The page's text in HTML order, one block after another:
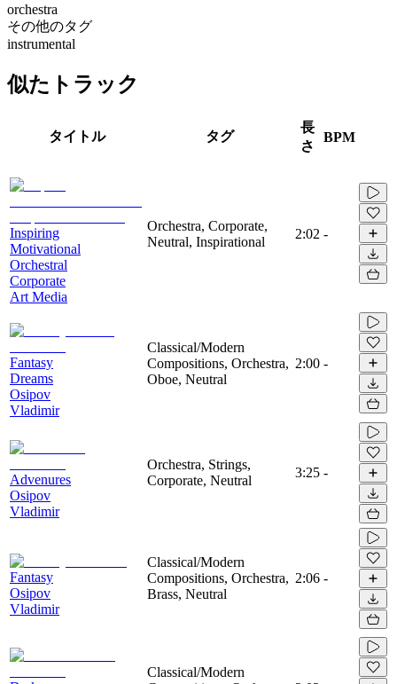
orchestra
その他のタグ
instrumental
似たトラック
タイトル タグ
長
さ
BPM
Inspiring
Motivational
Orchestral
Corporate
Art Media
Orchestra, Corporate,
Neutral, Inspirational
2:02 -
Fantasy
Dreams
Osipov
Vladimir
Classical/Modern
Compositions, Orchestra,
Oboe, Neutral
2:00 -
Advenures
Osipov
Vladimir
Orchestra, Strings,
Corporate, Neutral
3:25 -
Fantasy
Osipov
Vladimir
Classical/Modern
Compositions, Orchestra,
Brass, Neutral
2:06 -
Classical/Modern